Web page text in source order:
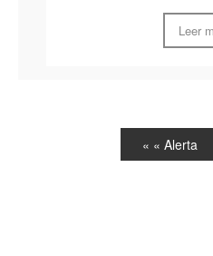
Leer
« « Alerta